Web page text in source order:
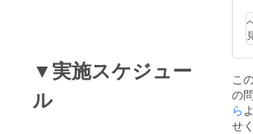
▼実施スケジュー
ル
こ
の
ら
せ